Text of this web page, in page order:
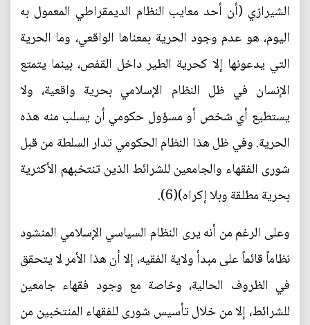
الشيرازي (أن أحد معايب النظام الديمقراطي المعمول به
اليوم، هو عدم وجود الحرية بمعناها الواقعي، وما الحرية
التي يدعونها إلا كحرية الطير داخل القفص، بينما يتمتع
الإنسان في ظل النظام الإسلامي بحرية واقعية، ولا
يستطيع أي شخص أو مسؤول حكومي أن يسلب منه هذه
الحرية. وفي ظل هذا النظام الحكومي تدار السلطة من قبل
شورى الفقهاء والجامعين للشرائط الذين تنتخبهم الأكثرية
بحرية مطلقة وبلا إكراه)(6).
وعلى الرغم من أنه يرى النظام السياسي الإسلامي المنشود
نظاماً قائماً على مبدأ ولاية الفقيه، إلا أن هذا الأمر لا يتحقق
في الظروف الحالية، وخاصة مع وجود فقهاء جامعين
للشرائط، إلا من خلال تأسيس شورى للفقهاء المنتخبين من